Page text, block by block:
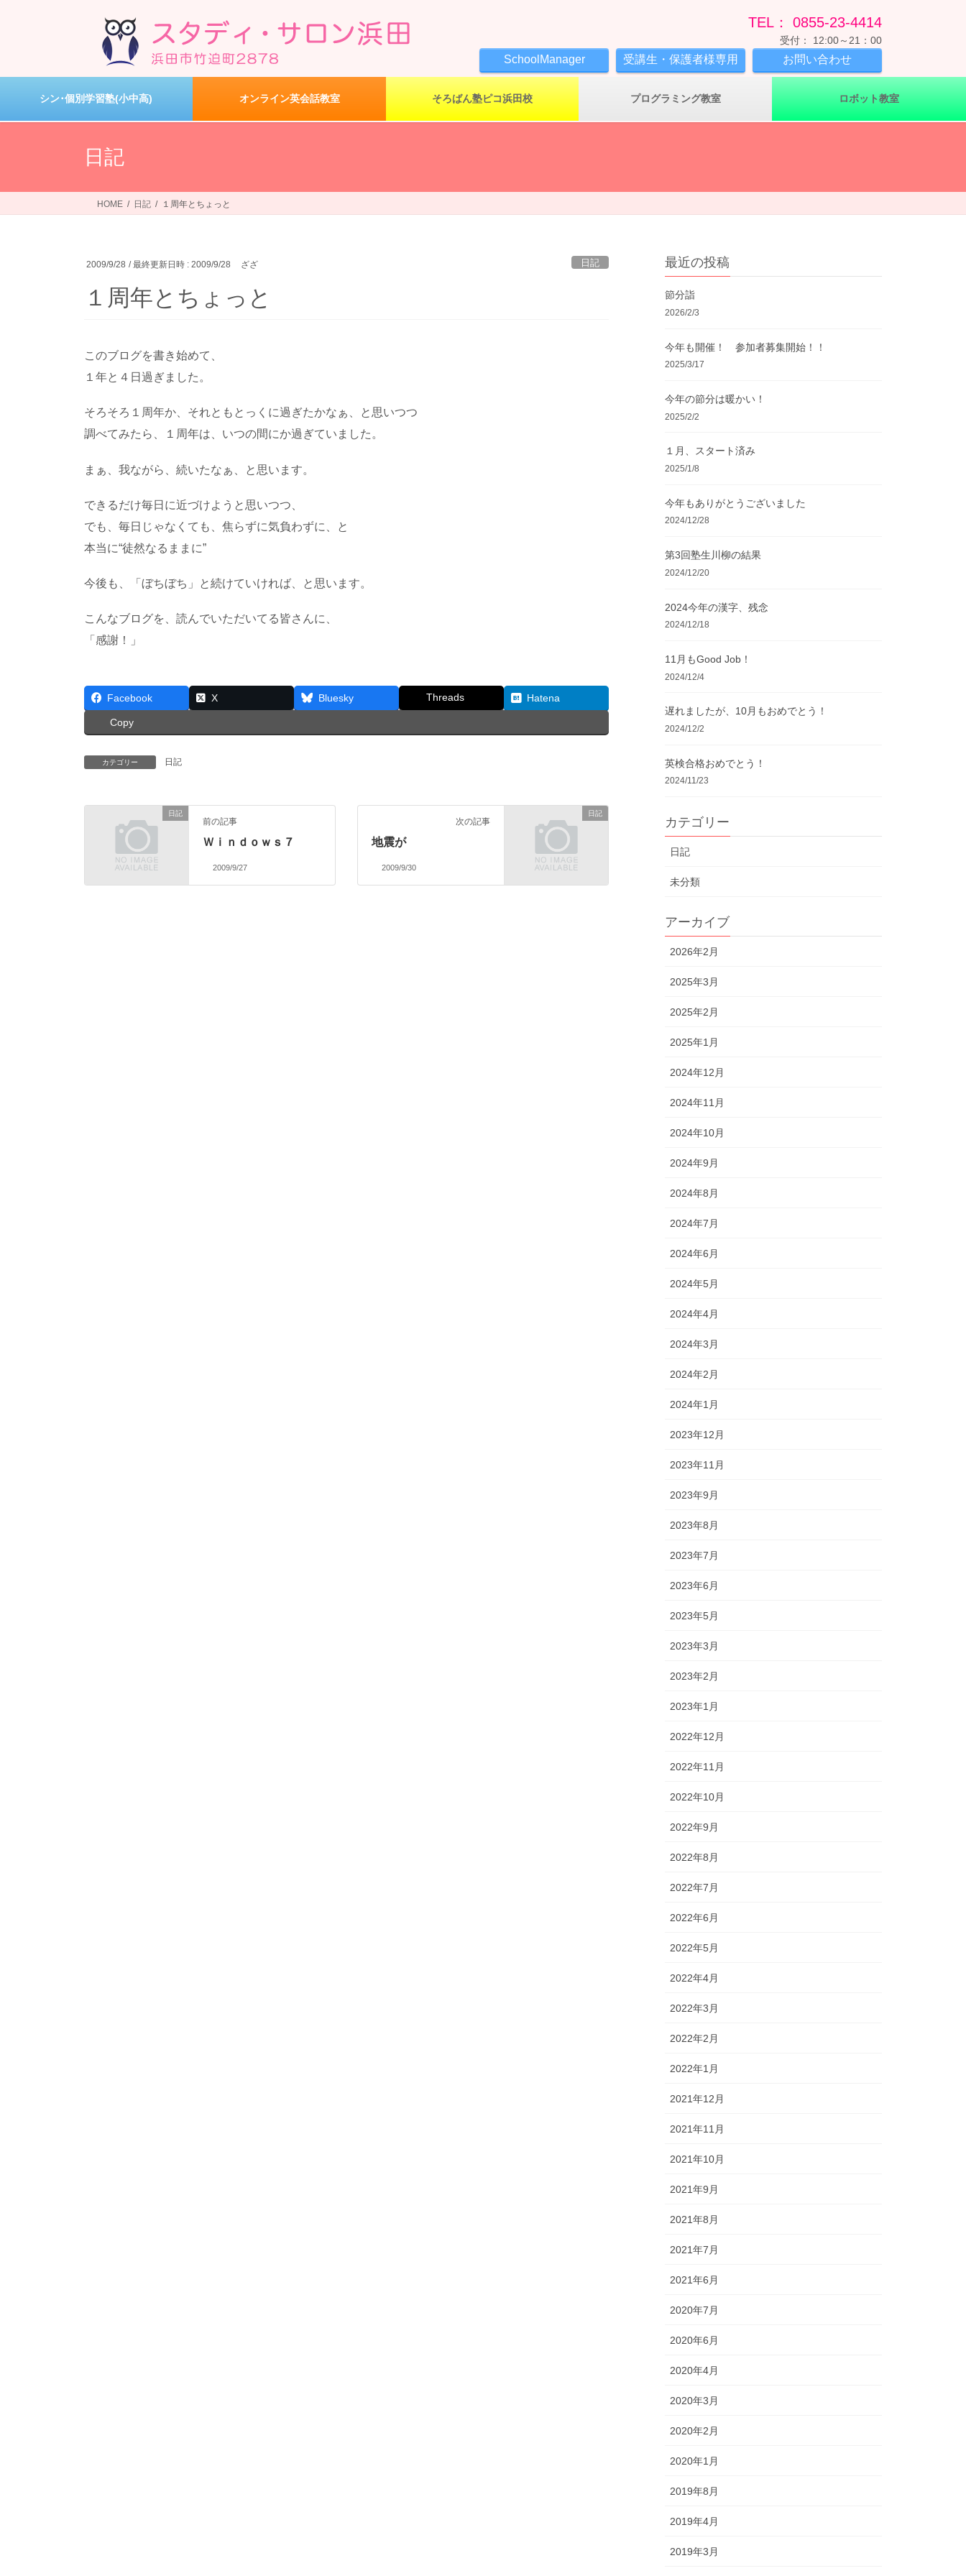
ツ
シ
TEL： 0855-23-4414
受付： 12:00～21：00
SchoolManager 受講生・保護者様専用 お問い合わせ
シン･個別学習塾(小中高) オンライン英会話教室 そろばん塾ピコ浜田校 プログラミング教室 ロボット教室
日記
HOME 日記 １周年とちょっと
2009/9/28 / 最終更新日時 : 2009/9/28 ざざ 日記
１周年とちょっと
このブログを書き始めて、
１年と４日過ぎました。
そろそろ１周年か、それともとっくに過ぎたかなぁ、と思いつつ
調べてみたら、１周年は、いつの間にか過ぎていました。
まぁ、我ながら、続いたなぁ、と思います。
できるだけ毎日に近づけようと思いつつ、
でも、毎日じゃなくても、焦らずに気負わずに、と
本当に“徒然なるままに”
今後も、「ぼちぼち」と続けていければ、と思います。
こんなブログを、読んでいただいてる皆さんに、
「感謝！」
Facebook X Bluesky Threads Hatena
Copy
カテゴリー 日記
日記
前の記事
Ｗｉｎｄｏｗｓ７
2009/9/27
日記
次の記事
地震が
2009/9/30
最近の投稿
節分詣
2026/2/3
今年も開催！ 参加者募集開始！！
2025/3/17
今年の節分は暖かい！
2025/2/2
１月、スタート済み
2025/1/8
今年もありがとうございました
2024/12/28
第3回塾生川柳の結果
2024/12/20
2024今年の漢字、残念
2024/12/18
11月もGood Job！
2024/12/4
遅れましたが、10月もおめでとう！
2024/12/2
英検合格おめでとう！
2024/11/23
カテゴリー
日記
未分類
アーカイブ
2026年2月
2025年3月
2025年2月
2025年1月
2024年12月
2024年11月
2024年10月
2024年9月
2024年8月
2024年7月
2024年6月
2024年5月
2024年4月
2024年3月
2024年2月
2024年1月
2023年12月
2023年11月
2023年9月
2023年8月
2023年7月
2023年6月
2023年5月
2023年3月
2023年2月
2023年1月
2022年12月
2022年11月
2022年10月
2022年9月
2022年8月
2022年7月
2022年6月
2022年5月
2022年4月
2022年3月
2022年2月
2022年1月
2021年12月
2021年11月
2021年10月
2021年9月
2021年8月
2021年7月
2021年6月
2020年7月
2020年6月
2020年4月
2020年3月
2020年2月
2020年1月
2019年8月
2019年4月
2019年3月